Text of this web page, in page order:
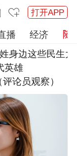
打开APP
播
经济
边这些民生大事
英雄
评论员观察）